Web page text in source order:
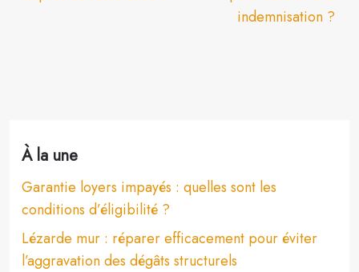
indemnisation ?
À la une
Garantie loyers impayés : quelles sont les
conditions d’éligibilité ?
Lézarde mur : réparer efficacement pour éviter
l’aggravation des dégâts structurels